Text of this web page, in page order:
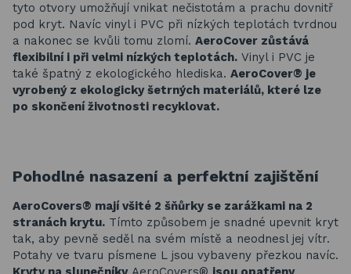
tyto otvory umožňují vnikat nečistotám a prachu dovnitř
pod kryt. Navíc vinyl i PVC při nízkých teplotách tvrdnou
a nakonec se kvůli tomu zlomí. AeroCover zůstává
flexibilní i při velmi nízkých teplotách. Vinyl i PVC je
také špatný z ekologického hlediska. AeroCover® je
vyrobený z ekologicky šetrných materiálů, které lze
po skončení životnosti recyklovat.
Pohodlné nasazení a perfektní zajištění
AeroCovers® mají všité 2 šňůrky se zarážkami na 2
stranách krytu. Tímto způsobem je snadné upevnit kryt
tak, aby pevně seděl na svém místě a neodnesl jej vítr.
Potahy ve tvaru písmene L jsou vybaveny přezkou navíc.